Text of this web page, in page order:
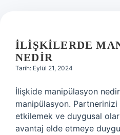
İLIŞKILERDE
NEDIR
Tarih: Eylül 21, 2024
İlişkide manipülasyon
manipülasyon.
etkilemek ve duygusal
avantaj elde etmeye